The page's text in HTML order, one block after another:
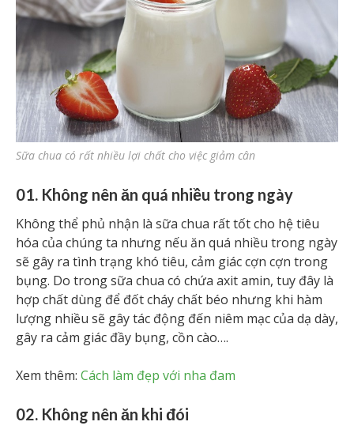
Sữa chua có rất nhiều lợi chất cho việc giảm cân
01. Không nên ăn quá nhiều trong ngày
Không thể phủ nhận là sữa chua rất tốt cho hệ tiêu
hóa của chúng ta nhưng nếu ăn quá nhiều trong ngày
sẽ gây ra tình trạng khó tiêu, cảm giác cợn cợn trong
bụng. Do trong sữa chua có chứa axit amin, tuy đây là
hợp chất dùng để đốt cháy chất béo nhưng khi hàm
lượng nhiều sẽ gây tác động đến niêm mạc của dạ dày,
gây ra cảm giác đầy bụng, cồn cào….
Xem thêm: Cách làm đẹp với nha đam
02. Không nên ăn khi đói